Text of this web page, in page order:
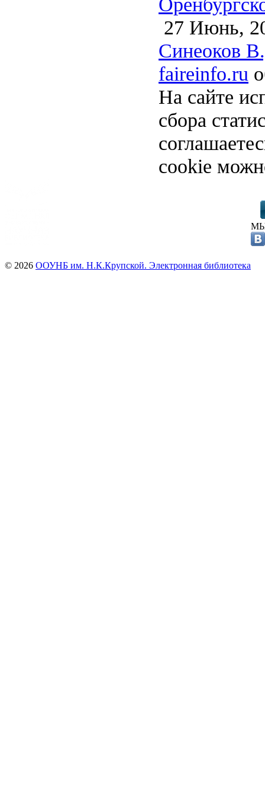
27 Июнь,
Синеоков
faireinfo.ru
На сайте
сбора
cookie
© 2026 ООУНБ им. Н.К.Крупской. Электронная библиотека